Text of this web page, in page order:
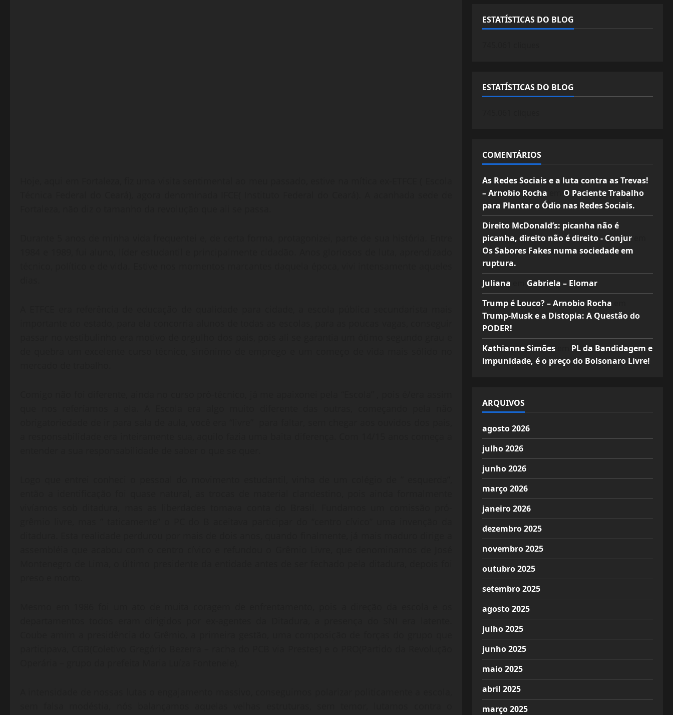
ESTATÍSTICAS DO BLOG
ESTATÍSTICAS DO BLOG
COMENTÁRIOS
As Redes Sociais e a luta contra as Trevas!
– Arnobio Rocha
O Paciente Trabalho
para Plantar o Ódio nas Redes Sociais.
Direito McDonald’s: picanha não é
picanha, direito não é direito - Conjurem
Os Sabores Fakes numa sociedade em
ruptura.
Juliana
Gabriela – Elomar
Trump é Louco? – Arnobio Rocha
Trump-Musk e a Distopia: A Questão do
PODER!
Kathianne Simõesem PL da Bandidagem e
impunidade, é o preço do Bolsonaro Livre!
ARQUIVOS
agosto 2026
julho 2026
junho 2026
março 2026
janeiro 2026
dezembro 2025
novembro 2025
outubro 2025
setembro 2025
agosto 2025
julho 2025
junho 2025
maio 2025
abril 2025
março 2025